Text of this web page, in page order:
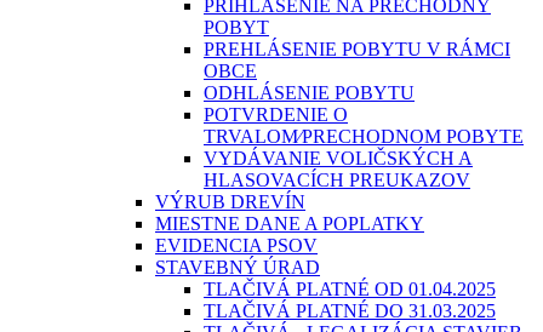
PRIHLÁSENIE NA PRECHODNÝ
POBYT
PREHLÁSENIE POBYTU V RÁMCI
OBCE
ODHLÁSENIE POBYTU
POTVRDENIE O
TRVALOM⁄PRECHODNOM POBYTE
VYDÁVANIE VOLIČSKÝCH A
HLASOVACÍCH PREUKAZOV
VÝRUB DREVÍN
MIESTNE DANE A POPLATKY
EVIDENCIA PSOV
STAVEBNÝ ÚRAD
TLAČIVÁ PLATNÉ OD 01.04.2025
TLAČIVÁ PLATNÉ DO 31.03.2025